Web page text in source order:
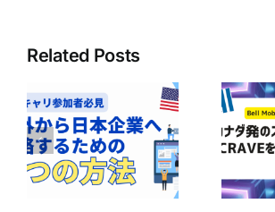
Related Posts
Bell Mobilityユ
ーザー必見！
CraveのBasicプ
ランが無料で楽
しめるかも！？